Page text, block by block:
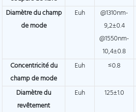
Diamètre du champ
de mode
Euh
@1310nm-
9,2±0.4
@1550nm-
10,4±0.8
Concentricité du
champ de mode
Euh ≤0.8
Diamètre du
revêtement
Euh 125±1.0